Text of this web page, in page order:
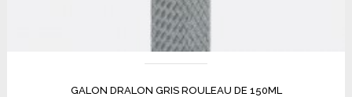
GALON DRALON GRIS ROULEAU DE 150ML